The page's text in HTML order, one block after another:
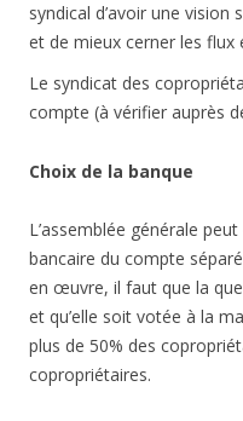
syndical d’avoir une
et de mieux cerner les
Le syndicat des
compte (à vérifier auprès
Choix de la banque
L’assemblée générale
bancaire du compte
en œuvre, il faut que la
et qu’elle soit votée à la
plus de 50% des
copropriétaires.